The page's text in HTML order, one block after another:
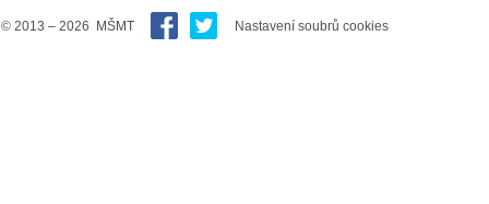
© 2013 – 2026 MŠMT Nastavení soubrů cookies